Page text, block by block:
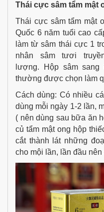
Thái cực sâm tẩm mật
Thái cực sâm tẩm mật
Quốc 6 năm tuổi cao
làm từ sâm thái cực 1
nhân sâm tươi
lượng. Hộp sâm
thường được chọn làm
Cách dùng: Có nhiều
dùng mỗi ngày 1-2 lần,
( nên dùng sau bữa ăn
củ tẩm mật ong hộp
cắt thành lát những
cho mội lần, lần đầu